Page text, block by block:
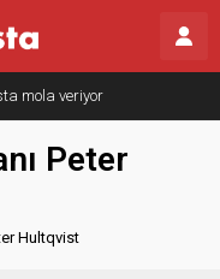
mola veriyor
Peter
Hultqvist